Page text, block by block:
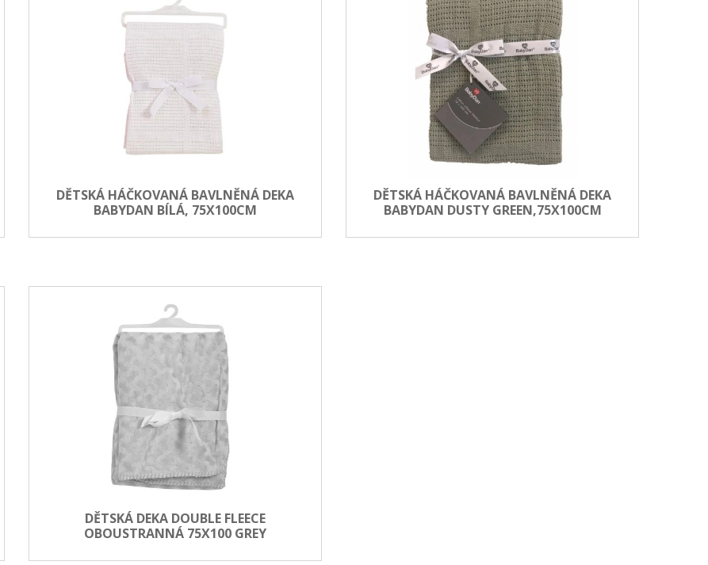
DĚTSKÁ HÁČKOVANÁ BAVLNĚNÁ DEKA
BABYDAN BÍLÁ, 75X100CM
DĚTSKÁ HÁČKOVANÁ BAVLNĚNÁ DEKA
BABYDAN DUSTY GREEN,75X100CM
DĚTSKÁ DEKA DOUBLE FLEECE
OBOUSTRANNÁ 75X100 GREY